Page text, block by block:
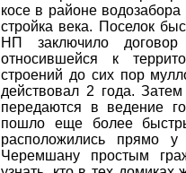
косе в районе
стройка века. Поселок
НП заключило
относившейся к
строений до сих пор
действовал 2 года.
передаются в ведение
пошло еще более
расположились прямо
Черемшану простым